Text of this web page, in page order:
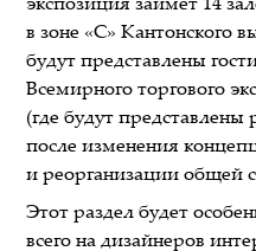
экспозиция займет 14
в зоне «C» Кантонского
будут представлены
Всемирного торгового
(где будут
после изменения
и реорганизации общей
Этот раздел будет
всего на дизайнеров